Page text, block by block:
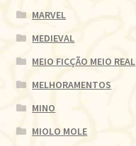
MARVEL
MEDIEVAL
MEIO FICÇÃO MEIO REAL
MELHORAMENTOS
MINO
MIOLO MOLE